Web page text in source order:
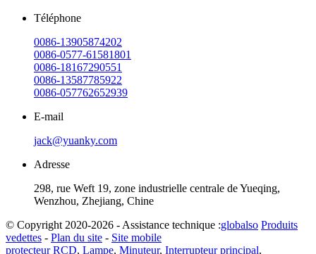
Téléphone
0086-13905874202
0086-0577-61581801
0086-18167290551
0086-13587785922
0086-057762652939
E-mail
jack@yuanky.com
Adresse
298, rue Weft 19, zone industrielle centrale de Yueqing,
Wenzhou, Zhejiang, Chine
© Copyright 2020-2026 - Assistance technique :globalso Produits
vedettes - Plan du site - Site mobile
protecteur RCD, Lampe, Minuteur, Interrupteur principal,